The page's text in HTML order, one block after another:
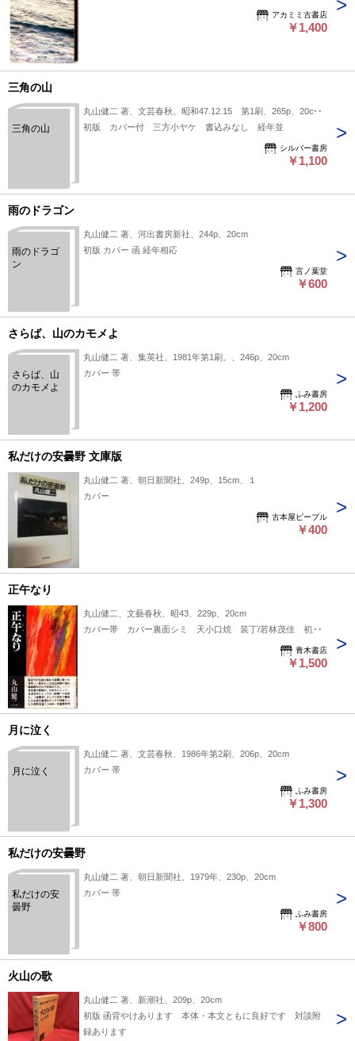
アカミミ古書店
￥1,400
三角の山
三角の山
丸山健二 著、文芸春秋、昭和47.12.15 第1刷、265p、20cm
初版 カバー付 三方小ヤケ 書込みなし 経年並
シルバー書房
￥1,100
雨のドラゴン
雨のドラゴ
ン
丸山健二 著、河出書房新社、244p、20cm
初版 カバー 函 経年相応
言ノ葉堂
￥600
さらば、山のカモメよ
さらば、山
のカモメよ
丸山健二 著、集英社、1981年第1刷。、246p、20cm
カバー 帯
ふみ書房
￥1,200
私だけの安曇野 文庫版
丸山健二 著、朝日新聞社、249p、15cm、１
カバー
古本屋ピープル
￥400
正午なり
丸山健二、文藝春秋、昭43、229p、20cm
カバー帯 カバー裏面シミ 天小口焼 装丁/若林茂佳 初版
青木書店
￥1,500
月に泣く
月に泣く
丸山健二 著、文芸春秋、1986年第2刷、206p、20cm
カバー 帯
ふみ書房
￥1,300
私だけの安曇野
私だけの安
曇野
丸山健二 著、朝日新聞社、1979年、230p、20cm
カバー 帯
ふみ書房
￥800
火山の歌
丸山健二 著、新潮社、209p、20cm
初版 函背やけあります 本体・本文ともに良好です 対談附
録あります